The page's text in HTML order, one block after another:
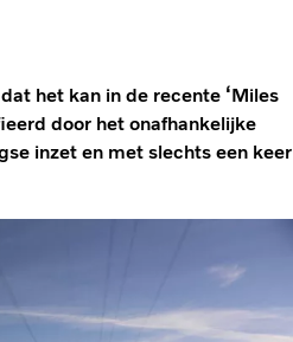
het kan in de recente ‘Miles
door het onafhankelijke
inzet en met slechts een keer